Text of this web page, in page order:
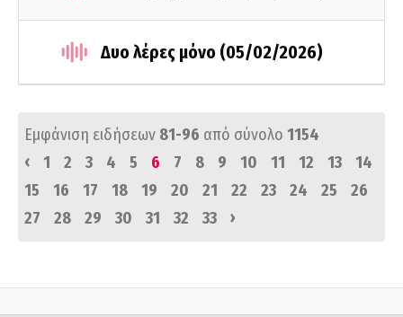
Δυο λέρες μόνο (05/02/2026)
Εμφάνιση ειδήσεων 81-96 από σύνολο 1154
‹
1 2 3 4 5 6 7 8 9 10 11 12 13
14
15
16 17 18 19 20 21 22 23 24 25
26
27
28 29 30 31 32 33 ›